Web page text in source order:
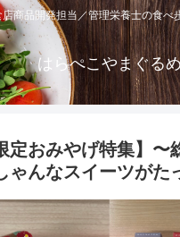
店商品開発担当／管理栄養士の食べ
はらぺこやまぐるめ
定おみやげ特集】〜
ゃんなスイーツが